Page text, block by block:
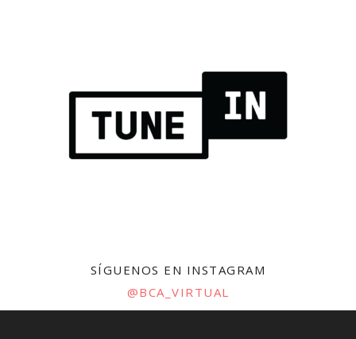
SÍGUENOS EN INSTAGRAM
@BCA_VIRTUAL